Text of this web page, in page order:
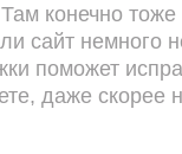
конечно
сайт немного
поможет
даже скорее